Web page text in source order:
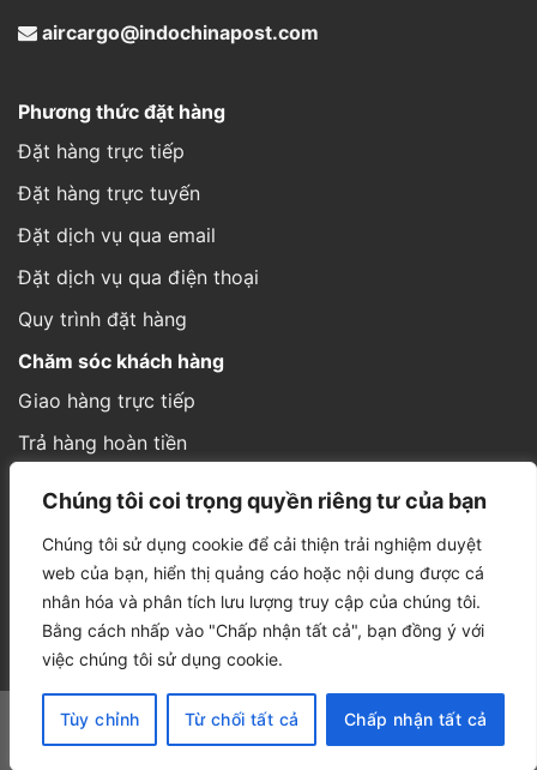
Chúng tôi coi trọng quyền riêng tư của bạn
Chúng tôi sử dụng cookie để cải thiện trải nghiệm duyệt
web của bạn, hiển thị quảng cáo hoặc nội dung được cá
nhân hóa và phân tích lưu lượng truy cập của chúng tôi.
Bằng cách nhấp vào "Chấp nhận tất cả", bạn đồng ý với
việc chúng tôi sử dụng cookie.
Tùy chỉnh Từ chối tất cả Chấp nhận tất cả
Đặt dịch vụ qua điện thoại
Website được thiết kế và phát triển bởi IT Á Châu Media